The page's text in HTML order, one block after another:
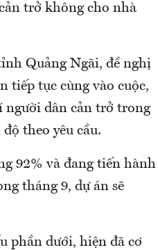
trở không cho nhà
Quảng Ngãi, đề nghị
tiếp tục cùng vào cuộc,
người dân cản trở trong
theo yêu cầu.
92% và đang tiến hành
tháng 9, dự án sẽ
phần dưới, hiện đã cơ